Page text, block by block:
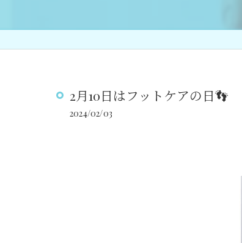
2月10日はフットケアの日👣
2024/02/03